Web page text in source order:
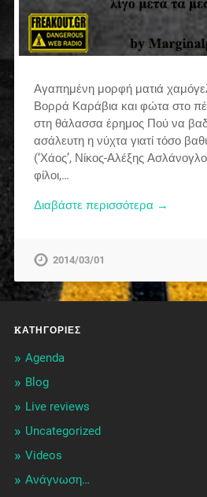
Αγαπημένη μορφή ματιά
Βορρά Καράβια και φώτα στο
στη θάλασσα έρημος Πού να
ασάλευτη η νύχτα γιατί τόσο
(‘Χάος’, Νίκος-Αλέξης
φίλοι,…
Διαβάστε περισσότερα →
2014/03/01
KΑΤΗΓΟΡΊΕΣ
Agenda
Blog
Live reviews
Uncategorized
Videos
Ανάγνωση…